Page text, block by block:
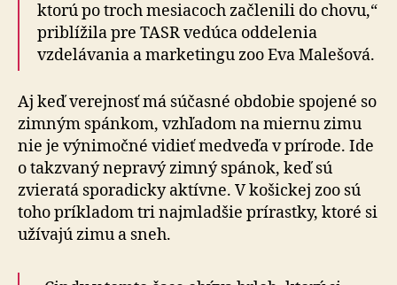
ktorú po troch mesiacoch začlenili do chovu,“
priblížila pre TASR vedúca oddelenia
vzdelávania a marketingu zoo Eva Malešová.
Aj keď verejnosť má súčasné obdobie spojené so
zimným spánkom, vzhľadom na miernu zimu
nie je výnimočné vidieť medveďa v prírode. Ide
o takzvaný nepravý zimný spánok, keď sú
zvieratá sporadicky aktívne. V košickej zoo sú
toho príkladom tri najmladšie prírastky, ktoré si
užívajú zimu a sneh.